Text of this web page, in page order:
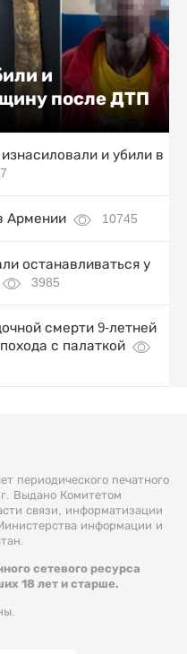
и
после ДТП
и убили в
Армении 10745
останавливаться у
3985
смерти 9-летней
с палаткой
периодического печатного
Выдано Комитетом
связи, информатизации
информации и
сетевого ресурса
18 лет и старше.